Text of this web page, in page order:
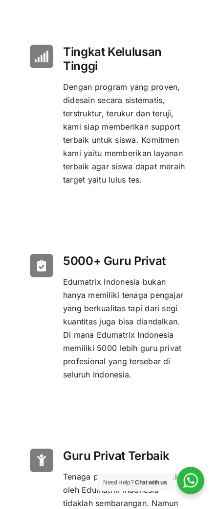
Tingkat Kelulusan
Tinggi
Dengan program yang proven,
didesain secara sistematis,
terstruktur, terukur dan teruji,
kami siap memberikan support
terbaik untuk siswa. Komitmen
kami yaitu memberikan layanan
terbaik agar siswa dapat meraih
target yaitu lulus tes.
5000+ Guru Privat
Edumatrix Indonesia bukan
hanya memiliki tenaga pengajar
yang berkualitas tapi dari segi
kuantitas juga bisa diandalkan.
Di mana Edumatrix Indonesia
memiliki 5000 lebih guru privat
profesional yang tersebar di
seluruh Indonesia.
Guru Privat Terbaik
Tenaga pengajar yang dimiliki
oleh Edumatrix Indonesia
tidaklah sembarangan. Namun
Need Help?Chat with us